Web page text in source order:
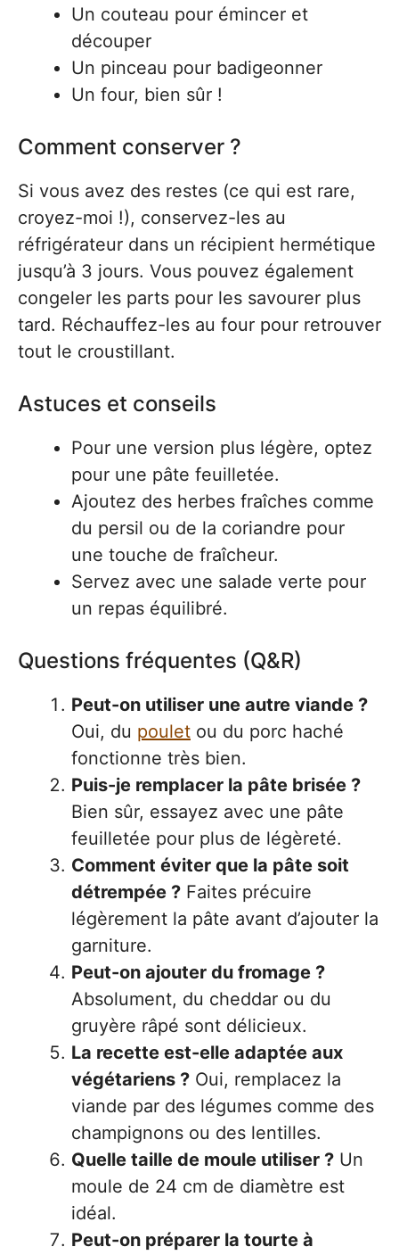
Un couteau pour émincer et
découper
Un pinceau pour badigeonner
Un four, bien sûr !
Comment conserver ?
Si vous avez des restes (ce qui est rare,
croyez-moi !), conservez-les au
réfrigérateur dans un récipient hermétique
jusqu’à 3 jours. Vous pouvez également
congeler les parts pour les savourer plus
tard. Réchauffez-les au four pour retrouver
tout le croustillant.
Astuces et conseils
Pour une version plus légère, optez
pour une pâte feuilletée.
Ajoutez des herbes fraîches comme
du persil ou de la coriandre pour
une touche de fraîcheur.
Servez avec une salade verte pour
un repas équilibré.
Questions fréquentes (Q&R)
Peut-on utiliser une autre viande ?
Oui, du poulet ou du porc haché
fonctionne très bien.
Puis-je remplacer la pâte brisée ?
Bien sûr, essayez avec une pâte
feuilletée pour plus de légèreté.
Comment éviter que la pâte soit
détrempée ? Faites précuire
légèrement la pâte avant d’ajouter la
garniture.
Peut-on ajouter du fromage ?
Absolument, du cheddar ou du
gruyère râpé sont délicieux.
La recette est-elle adaptée aux
végétariens ? Oui, remplacez la
viande par des légumes comme des
champignons ou des lentilles.
Quelle taille de moule utiliser ? Un
moule de 24 cm de diamètre est
idéal.
Peut-on préparer la tourte à